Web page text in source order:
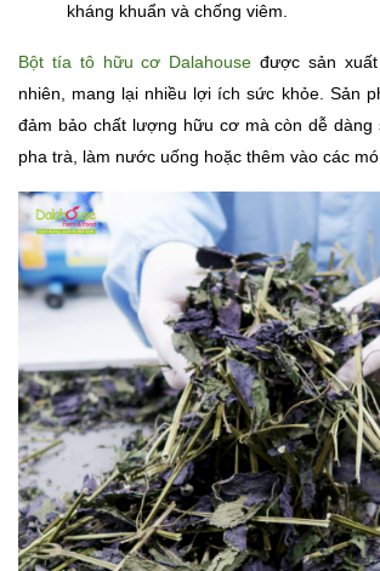
kháng khuẩn và chống viêm.
Bột tía tô hữu cơ Dalahouse được sản
nhiên, mang lại nhiều lợi ích sức khỏe. Sản
đảm bảo chất lượng hữu cơ mà còn dễ dàng
pha trà, làm nước uống hoặc thêm vào các